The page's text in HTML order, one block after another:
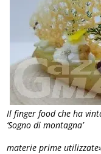
Il finger food che ha
‘Sogno di montagna’
materie prime